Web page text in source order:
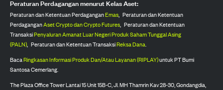
Peraturan Perdagangan menurut Kelas Aset:
Peraturan dan Ketentuan PerdaganganEmas, Peraturan dan Ketentuan
PerdaganganAset Crypto dan Crypto Futures, Peraturan dan Ketentuan
TransaksiPenyaluran Amanat Luar Negeri Produk Saham Tunggal Asing
(PALN), Peraturan dan Ketentuan TransaksiReksa Dana.
BacaRingkasan Informasi Produk Dan/Atau Layanan (RIPLAY)untuk PT Bumi
Santosa Cemerlang.
The Plaza Office Tower Lantai 15 Unit 15B-C, Jl. MH Thamrin Kav 28-30, Gondangdia,